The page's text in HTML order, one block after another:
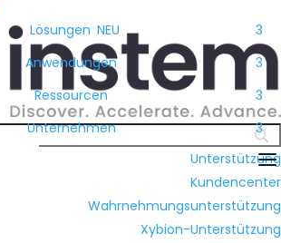
Unterstützung
Kundencenter
Wahrnehmungsunterstützung
Xybion-Unterstützung
Lösungen NEU
3
Anwendungen
3
Ressourcen
3
Unternehmen
3